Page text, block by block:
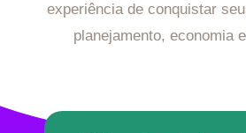
experiência de conquistar
planejamento, economia